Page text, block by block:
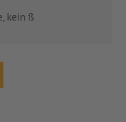
kein ß